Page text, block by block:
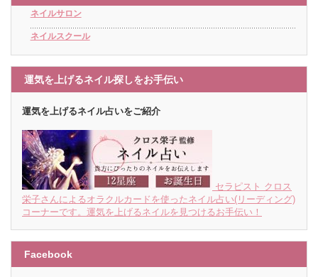
ネイルサロン
ネイルスクール
運気を上げるネイル探しをお手伝い
運気を上げるネイル占いをご紹介
セラピスト クロス
栄子さんによるオラクルカードを使ったネイル占い(リーディング)
コーナーです。運気を上げるネイルを見つけるお手伝い！
Facebook